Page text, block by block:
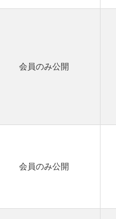
会員のみ公開
会員のみ公開